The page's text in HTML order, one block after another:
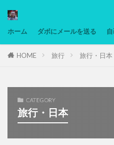
ホーム ダボにメールを送る
HOME 旅行 旅行・日本
CATEGORY
旅行・日本
タグ
マレーシア動画
ヨー
低温調理・スロークッカー
備忘録
動画 日